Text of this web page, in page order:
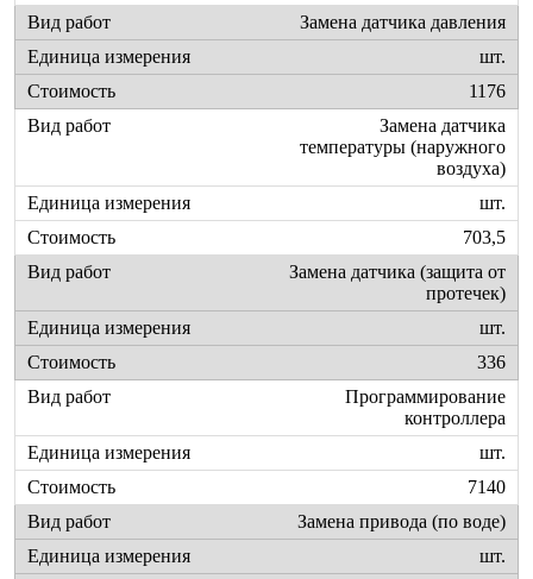
Замена датчика давления
шт.
1176
Замена датчика
температуры (наружного
воздуха)
шт.
703,5
Замена датчика (защита от
протечек)
шт.
336
Программирование
контроллера
шт.
7140
Замена привода (по воде)
шт.